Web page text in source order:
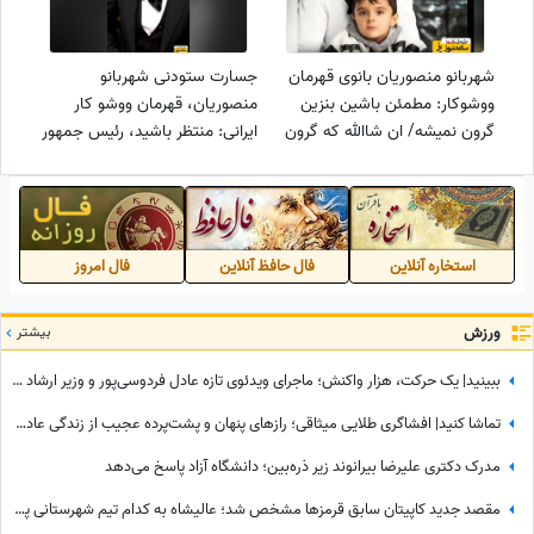
شهربانو منصوریان بانوی قهرمان
ووشوکار: مطمئن باشین بنزین
گرون نمیشه/ ان شاالله که گرون
جسارت ستودنی شهربانو
منصوریان، قهرمان ووشو کار
ایرانی: منتظر باشید، رئیس جمهور
استخاره آنلاین فال حافظ آنلاین فال امروز
ورزش بیشتر
ببینید| یک حرکت، هزار واکنش؛ ماجرای ویدئوی تازه عادل فردوسی‌پور و وزیر ارشاد در مراسم ختم اکبر عبدی چیست؟
تماشا کنید| افشاگری طلایی میثاقی؛ رازهای پنهان و پشت‌پرده عجیب از زندگی عادل فردوسی‌پور که تا امروز نشنیده بودید!
مدرک دکتری علیرضا بیرانوند زیر ذره‌بین؛ دانشگاه آزاد پاسخ می‌دهد
مقصد جدید کاپیتان سابق قرمزها مشخص شد؛ عالیشاه به کدام تیم شهرستانی پیوست؟